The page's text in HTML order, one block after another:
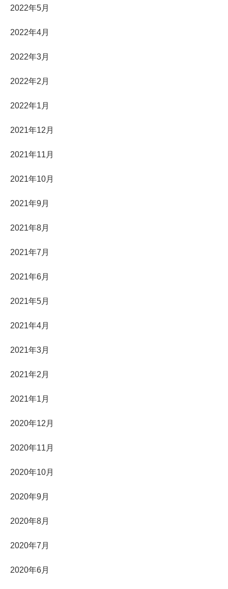
2022年5月
2022年4月
2022年3月
2022年2月
2022年1月
2021年12月
2021年11月
2021年10月
2021年9月
2021年8月
2021年7月
2021年6月
2021年5月
2021年4月
2021年3月
2021年2月
2021年1月
2020年12月
2020年11月
2020年10月
2020年9月
2020年8月
2020年7月
2020年6月